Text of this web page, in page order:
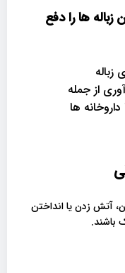
ها را دفع
از جمله
ها
آتش زدن یا انداختن
باشند.